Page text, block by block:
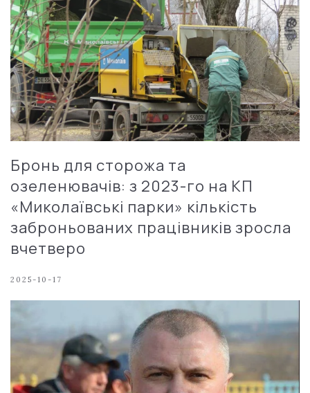
Бронь для сторожа та
озеленювачів: з 2023-го на КП
«Миколаївські парки» кількість
заброньованих працівників зросла
вчетверо
2025-10-17